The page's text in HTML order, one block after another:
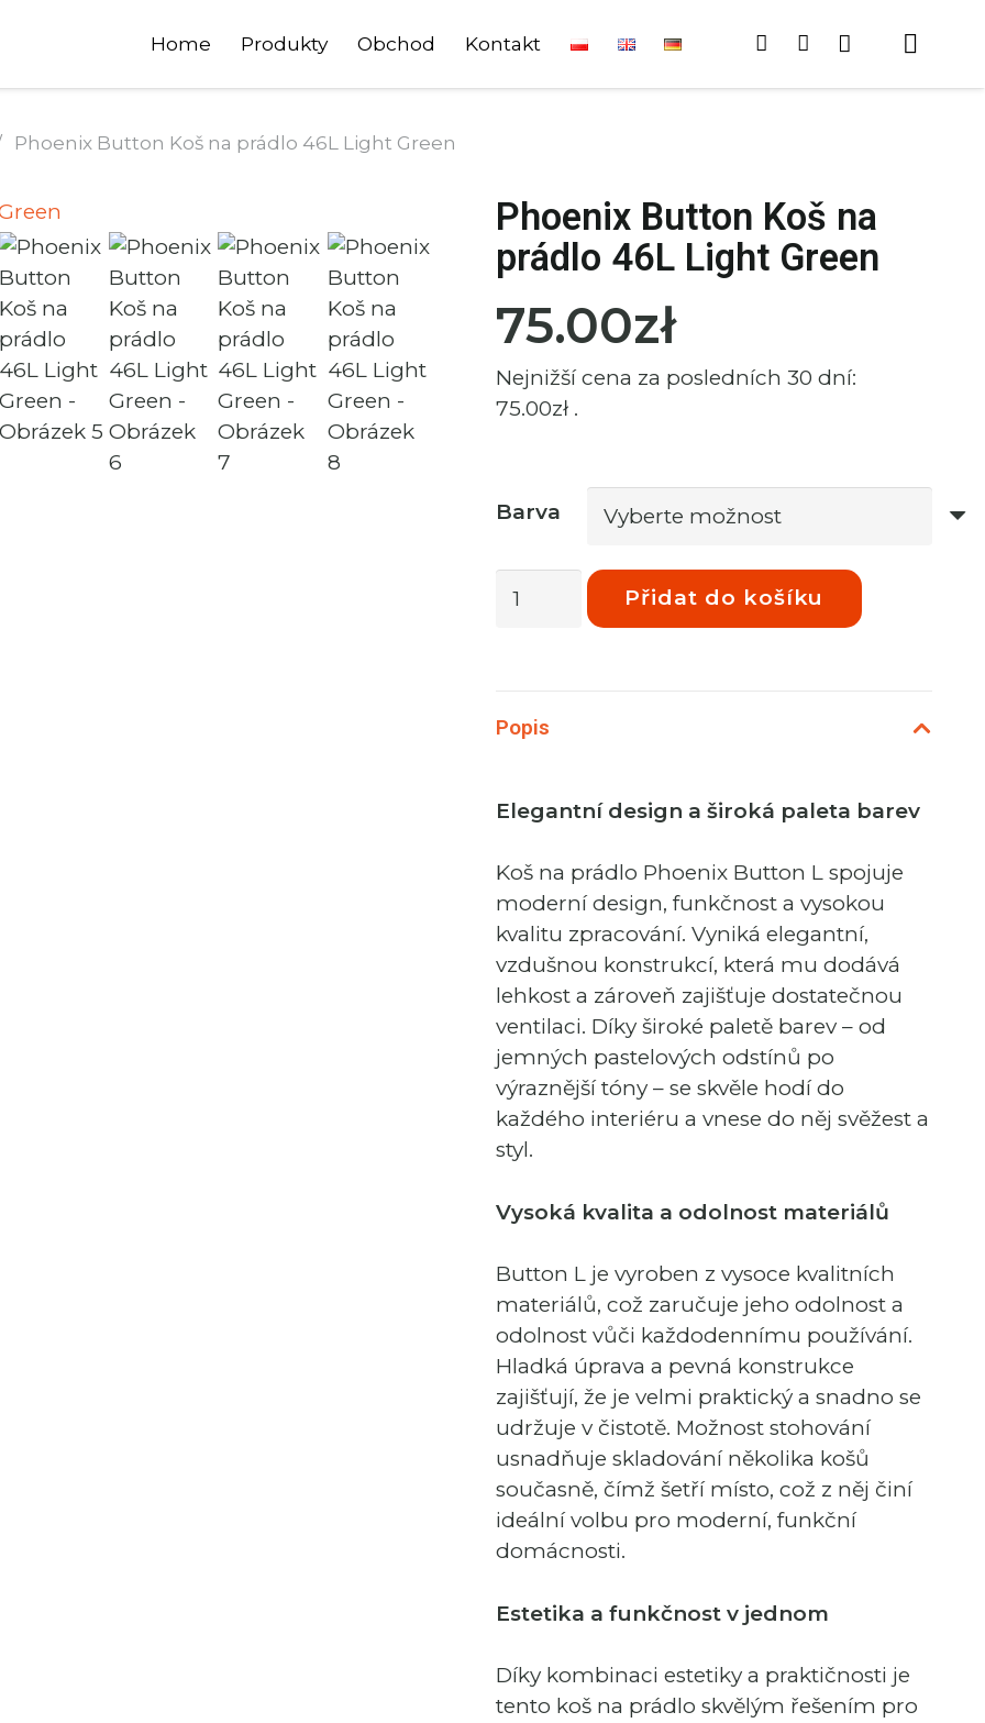
Home Produkty Obchod Kontakt
Phoenix Button Koš na prádlo 46L Light Green
Phoenix Button Koš na
prádlo 46L Light Green
75.00zł
Nejnižší cena za posledních 30 dní:
75.00zł .
Barva
Button
46L
Green
množství
Přidat do košíku
Popis
Elegantní design a široká paleta barev
Koš na prádlo Phoenix Button L spojuje
moderní design, funkčnost a vysokou
kvalitu zpracování. Vyniká elegantní,
vzdušnou konstrukcí, která mu dodává
lehkost a zároveň zajišťuje dostatečnou
ventilaci. Díky široké paletě barev – od
jemných pastelových odstínů po
výraznější tóny – se skvěle hodí do
každého interiéru a vnese do něj svěžest a
styl.
Vysoká kvalita a odolnost materiálů
Button L je vyroben z vysoce kvalitních
materiálů, což zaručuje jeho odolnost a
odolnost vůči každodennímu používání.
Hladká úprava a pevná konstrukce
zajišťují, že je velmi praktický a snadno se
udržuje v čistotě. Možnost stohování
usnadňuje skladování několika košů
současně, čímž šetří místo, což z něj činí
ideální volbu pro moderní, funkční
domácnosti.
Estetika a funkčnost v jednom
Díky kombinaci estetiky a praktičnosti je
tento koš na prádlo skvělým řešením pro